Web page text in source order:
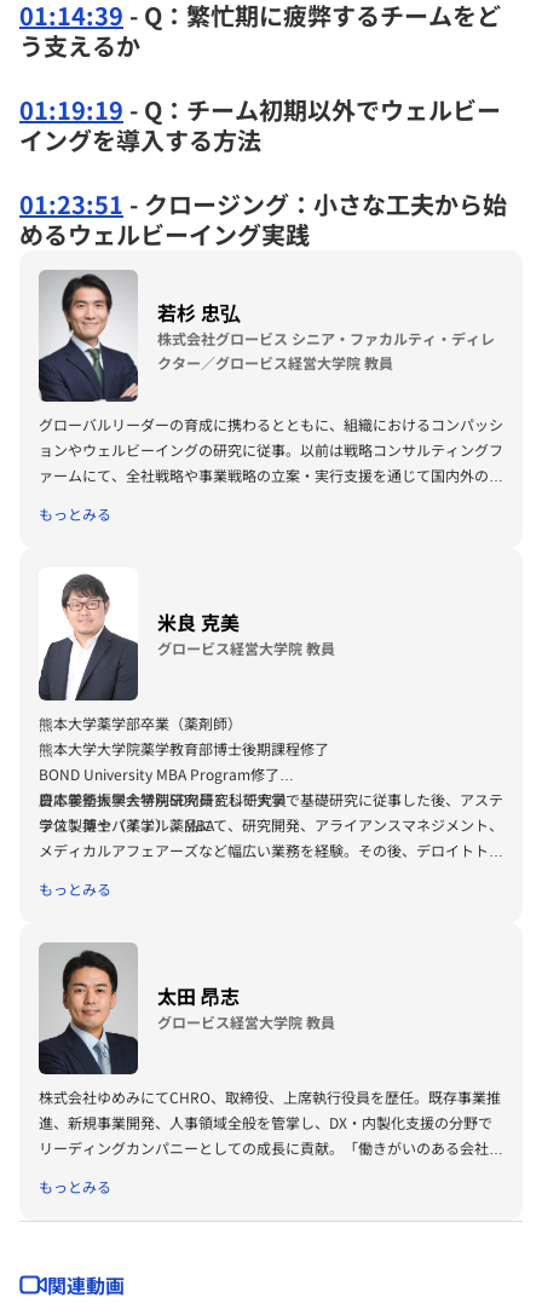
01:14:39 - Q：繁忙期に疲弊するチームをど
う支えるか
01:19:19 - Q：チーム初期以外でウェルビー
イングを導入する方法
01:23:51 - クロージング：小さな工夫から始
めるウェルビーイング実践
若杉 忠弘
株式会社グロービス シニア・ファカルティ・ディレ
クター／グロービス経営大学院 教員
グローバルリーダーの育成に携わるとともに、組織におけるコンパッシ
ョンやウェルビーイングの研究に従事。以前は戦略コンサルティングフ
ァームにて、全社戦略や事業戦略の立案・実行支援を通じて国内外の企
スでは英語MBAプログラムのディレクターや英語オンラインMBAの立
き出版）、共著に『職場を上手にモチベートする科学的方法 無理なく
やる気を引き出せる26のスキル』（ダイヤモンド社）がある。
一般社団法人日本ポジティブ心理学協会理事。マインドフル・セルフ・
コンパッション講師（Center for Mindful Self-Compassion）、コンパ
ッション開発トレーニング講師（Compassion Institute）。
もっとみる
米良 克美
グロービス経営大学院 教員
熊本大学薬学部卒業（薬剤師）
熊本大学大学院薬学教育部博士後期課程修了
BOND University MBA Program修了
慶応義塾大学大学院SDM研究科研究員
学位：博士（薬学）、MBA
日本学術振興会特別研究員として大学で基礎研究に従事した後、アステ
ラス製薬やバイエル薬品にて、研究開発、アライアンスマネジメント、
メディカルアフェアーズなど幅広い業務を経験。その後、デロイトトー
グロービスでは、リーダーシップ領域の講師として企業研修などに登壇
人としてはパーソナルコーチ、音声配信メディア
としても活躍している。
もっとみる
太田 昂志
グロービス経営大学院 教員
株式会社ゆめみにてCHRO、取締役、上席執行役員を歴任。既存事業推
進、新規事業開発、人事領域全般を管掌し、DX・内製化支援の分野で
リーディングカンパニーとしての成長に貢献。「働きがいのある会社」
人事組織系科目の教鞭を執るほか、教育プログラムの開発も担う。大阪
大学人間科学部卒業、グロービス経営大学院経営研究科経営専攻修了
もっとみる
関連動画